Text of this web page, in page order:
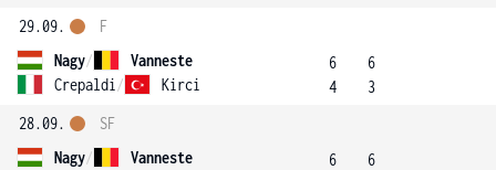
29.09.
Nagy/
Vanneste
Crepaldi / Kirci
F
6
4
6
3
28.09.
Nagy/
Vanneste
SF
6
6